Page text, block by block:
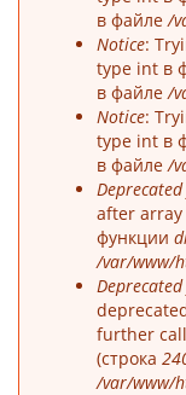
в файле/
Notice:
type int в
в файле/
Notice:
type int в
в файле/
after array
функции
/var/www/
further
(строка
/var/www/